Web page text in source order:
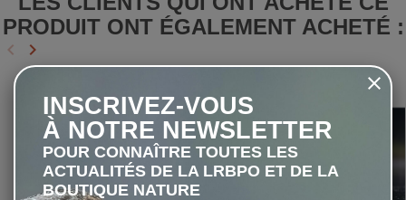
PRODUIT ONT ÉGALEMENT ACHETÉ :
Précédent
keyboard_arrow_left Suivant
keyboard_arrow_right
favorite_border
INSCRIVEZ-VOUS
À NOTRE NEWSLETTER
POUR CONNAÎTRE TOUTES LES
ACTUALITÉS DE LA LRBPO ET DE LA
BOUTIQUE NATURE